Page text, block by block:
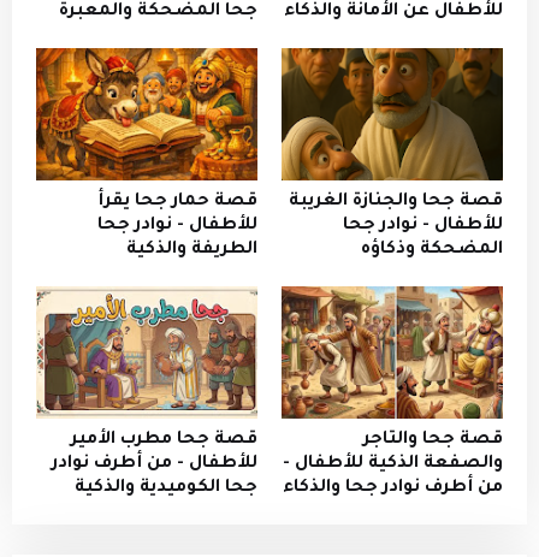
للأطفال عن الأمانة والذكاء
جحا المضحكة والمعبرة
قصة جحا والجنازة الغريبة
للأطفال - نوادر جحا
المضحكة وذكاؤه
قصة حمار جحا يقرأ
للأطفال - نوادر جحا
الطريفة والذكية
قصة جحا والتاجر
والصفعة الذكية للأطفال -
من أطرف نوادر جحا والذكاء
​قصة جحا مطرب الأمير
للأطفال - من أطرف نوادر
جحا الكوميدية والذكية